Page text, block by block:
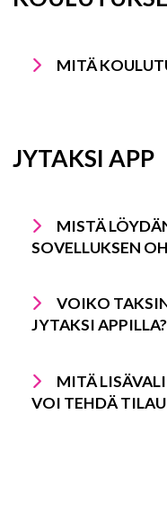
MITÄ
JYTAKSI APP
MISTÄ
SOVELLUKSEN
VOIKO
JYTAKSI APPILLA?
MITÄ
VOI TEHDÄ